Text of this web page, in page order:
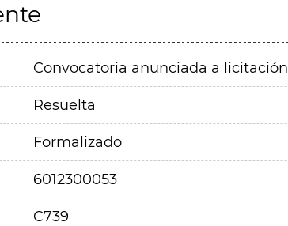
Convocatoria anunciada a licitación
Resuelta
Formalizado
6012300053
C739